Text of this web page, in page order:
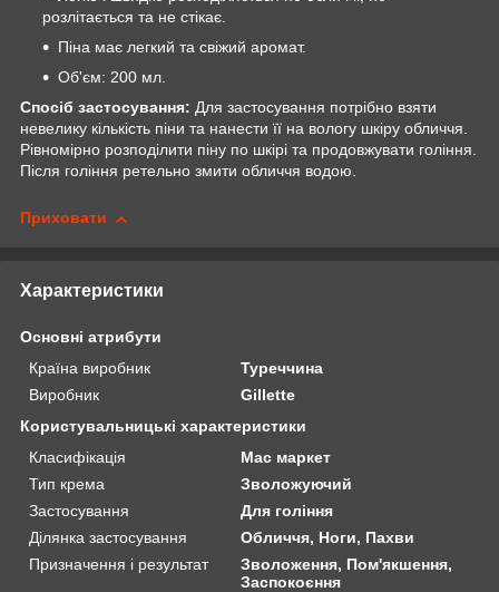
розлітається та не стікає.
Піна має легкий та свіжий аромат.
Об'єм: 200 мл.
Спосіб застосування: Для застосування потрібно взяти
невелику кількість піни та нанести її на вологу шкіру обличчя.
Рівномірно розподілити піну по шкірі та продовжувати гоління.
Після гоління ретельно змити обличчя водою.
Приховати
Характеристики
Основні атрибути
Країна виробник
Туреччина
Виробник
Gillette
Користувальницькі характеристики
Класифікація
Мас маркет
Тип крема
Зволожуючий
Застосування
Для гоління
Ділянка застосування
Обличчя, Ноги, Пахви
Призначення і результат
Зволоження, Пом'якшення,
Заспокоєння